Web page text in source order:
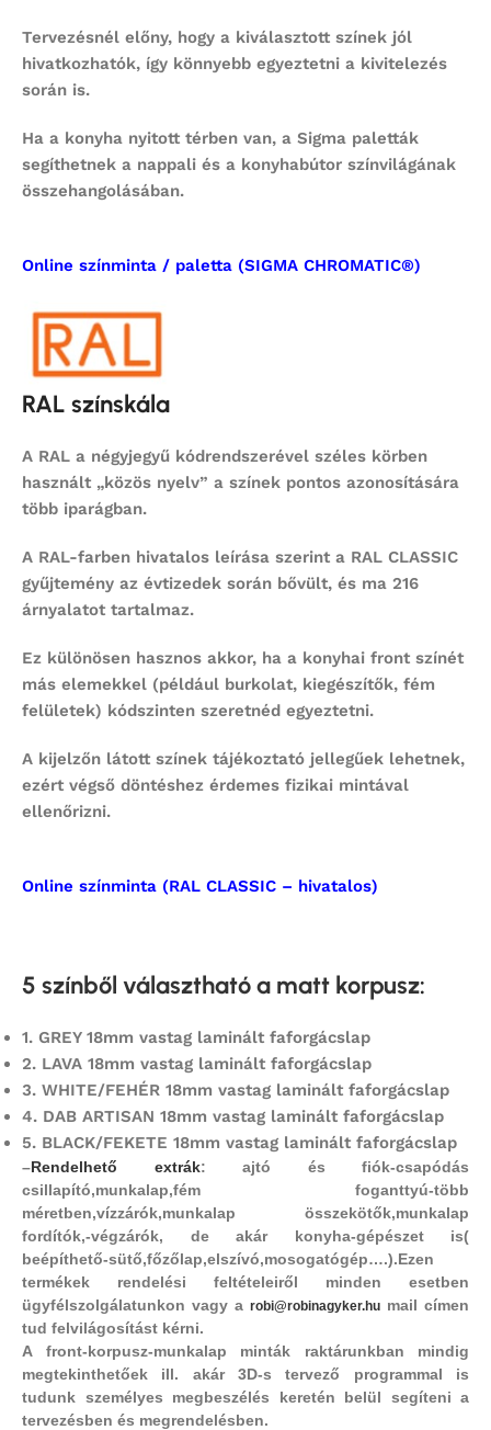
Tervezésnél előny, hogy a kiválasztott színek jól
hivatkozhatók, így könnyebb egyeztetni a kivitelezés
során is.
Ha a konyha nyitott térben van, a Sigma paletták
segíthetnek a nappali és a konyhabútor színvilágának
összehangolásában.
Online színminta / paletta (SIGMA CHROMATIC®)
RAL színskála
A RAL a négyjegyű kódrendszerével széles körben
használt „közös nyelv” a színek pontos azonosítására
több iparágban.
A RAL-farben hivatalos leírása szerint a RAL CLASSIC
gyűjtemény az évtizedek során bővült, és ma 216
árnyalatot tartalmaz.
Ez különösen hasznos akkor, ha a konyhai front színét
más elemekkel (például burkolat, kiegészítők, fém
felületek) kódszinten szeretnéd egyeztetni.
A kijelzőn látott színek tájékoztató jellegűek lehetnek,
ezért végső döntéshez érdemes fizikai mintával
ellenőrizni.
Online színminta (RAL CLASSIC – hivatalos)
5 színből választható a matt korpusz:
1. GREY 18mm vastag laminált faforgácslap
2. LAVA 18mm vastag laminált faforgácslap
3. WHITE/FEHÉR 18mm vastag laminált faforgácslap
4. DAB ARTISAN 18mm vastag laminált faforgácslap
5. BLACK/FEKETE 18mm vastag laminált faforgácslap
–Rendelhető extrák: ajtó és fiók-csapódás
csillapító,munkalap,fém foganttyú-több
méretben,vízzárók,munkalap összekötők,munkalap
fordítók,-végzárók, de akár konyha-gépészet is(
beépíthető-sütő,főzőlap,elszívó,mosogatógép….).Ezen
termékek rendelési feltételeiről minden esetben
ügyfélszolgálatunkon vagy a robi@robinagyker.hu mail címen
tud felvilágosítást kérni.
A front-korpusz-munkalap minták raktárunkban mindig
megtekinthetőek ill. akár 3D-s tervező programmal is
tudunk személyes megbeszélés keretén belül segíteni a
tervezésben és megrendelésben.